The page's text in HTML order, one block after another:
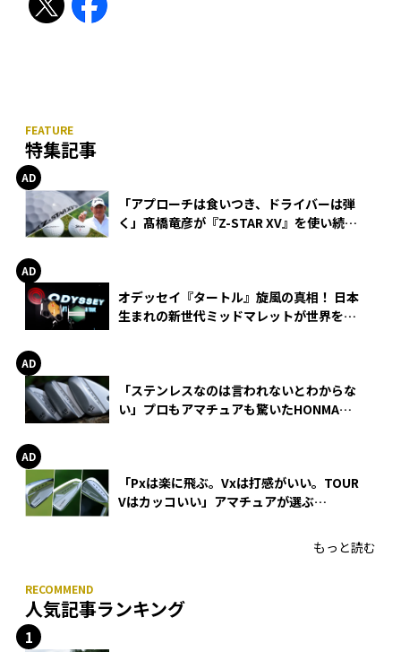
特集記事
「アプローチは食いつき、ドライバーは弾
く」髙橋竜彦が『Z-STAR XV』を使い続け
オデッセイ『タートル』旋風の真相！ 日本
生まれの新世代ミッドマレットが世界を席
「ステンレスなのは言われないとわからな
い」プロもアマチュアも驚いたHONMA
「Pxは楽に飛ぶ。Vxは打感がいい。TOUR
Vはカッコいい」アマチュアが選ぶ
もっと読む
人気記事ランキング